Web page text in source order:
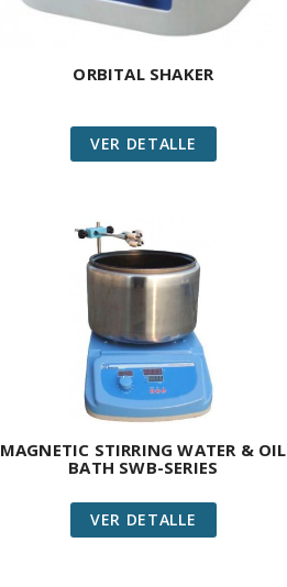
ORBITAL SHAKER
VER DETALLE
MAGNETIC STIRRING WATER & OIL
BATH SWB-SERIES
VER DETALLE